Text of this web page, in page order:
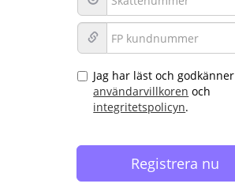
Jag har läst och godkänner
användarvillkoren och
integritetspolicyn.